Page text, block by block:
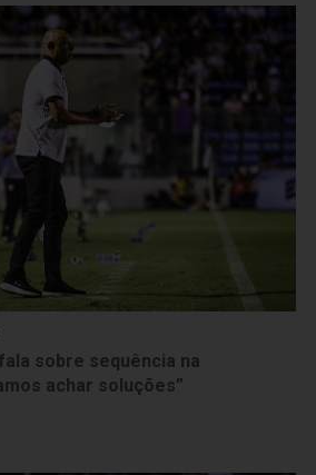
sobre sequência na
achar soluções”